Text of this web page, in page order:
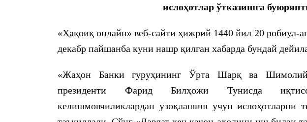
ислоҳотлар ўтказишга
«Ҳақоиқ онлайн» веб-сайти ҳижрий 1440 йил 20 робиул-
декабр пайшанба куни нашр қилган хабарда бундай
«Жаҳон Банки гуруҳининг Ўрта Шарқ ва
президенти Фарид Билҳожи Тунисда
келишмовчиликлардан узоқлашиш учун ислоҳотларни